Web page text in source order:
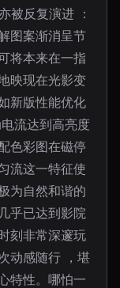
被反复演进 ：
图案渐消呈节
将本来在一指
映现在光影变
新版性能优化
流达到高亮度
色彩图在磁停
流这一特征使
为自然和谐的
乎已达到影院
刻非常深邃玩
动感随行 ，堪
特性。哪怕一